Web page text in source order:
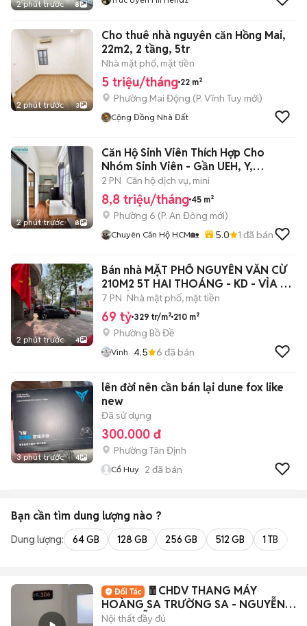
2 phút trước 8
2 phút trước 3
Cho thuê nhà nguyên căn Hồng Mai,
22m2, 2 tầng, 5tr
Nhà mặt phố, mặt tiền
5 triệu/tháng 22 m²
Phường Mai Động (P. Vĩnh Tuy mới)
Cộng Đồng Nhà Đất
2 phút trước 8
Căn Hộ Sinh Viên Thích Hợp Cho
Nhóm Sinh Viên - Gần UEH, Y,
SGU,KHTN
2 PN Căn hộ dịch vụ, mini
8,8 triệu/tháng 45 m²
Phường 6 (P. An Đông mới)
Chuyên Căn Hộ HCM🏡 5.0 1 đã bán
2 phút trước 4
Bán nhà MẶT PHỐ NGUYỄN VĂN CỪ
210M2 5T HAI THOÁNG - KD - VỈA HÈ
69 TỶ
7 PN Nhà mặt phố, mặt tiền
69 tỷ 329 tr/m² 210 m²
Phường Bồ Đề
Vinh 4.5 6 đã bán
3 phút trước 4
lên đời nên cần bán lại dune fox like
new
Đã sử dụng
300.000 đ
Phường Tân Định
Cổ Huy 2 đã bán
Bạn cần tìm dung lượng nào ?
Dung lượng: 64 GB 128 GB 256 GB 512 GB 1 TB
🧧CHDV THANG MÁY
HOÀNG SA TRƯỜNG SA - NGUYỄN
VĂN TRỖI
Nội thất đầy đủ